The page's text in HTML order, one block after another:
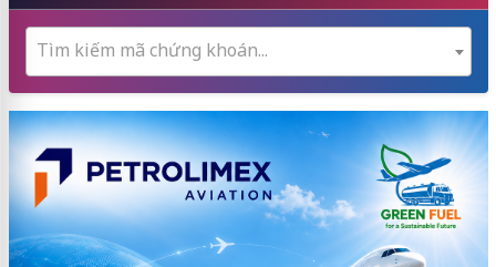
Tìm kiếm mã chứng khoán...